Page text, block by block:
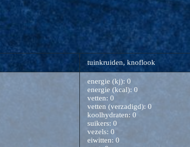
tuinkruiden, knoflook
energie (kj): 0
energie (kcal): 0
vetten: 0
vetten (verzadigd): 0
koolhydraten: 0
suikers: 0
vezels: 0
eiwitten: 0